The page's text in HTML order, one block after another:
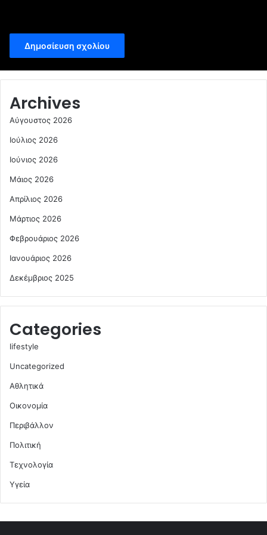
Archives
Αύγουστος 2026
Ιούλιος 2026
Ιούνιος 2026
Μάιος 2026
Απρίλιος 2026
Μάρτιος 2026
Φεβρουάριος 2026
Ιανουάριος 2026
Δεκέμβριος 2025
Categories
lifestyle
Uncategorized
Αθλητικά
Οικονομία
Περιβάλλον
Πολιτική
Τεχνολογία
Υγεία